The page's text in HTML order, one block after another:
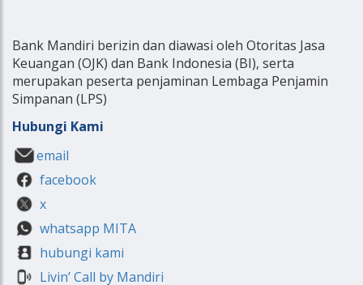
Bank Mandiri berizin dan diawasi oleh Otoritas Jasa
Keuangan (OJK) dan Bank Indonesia (BI), serta
merupakan peserta penjaminan Lembaga Penjamin
Simpanan (LPS)
Hubungi Kami
email
facebook
x
whatsapp MITA
hubungi kami
Livin’ Call by Mandiri